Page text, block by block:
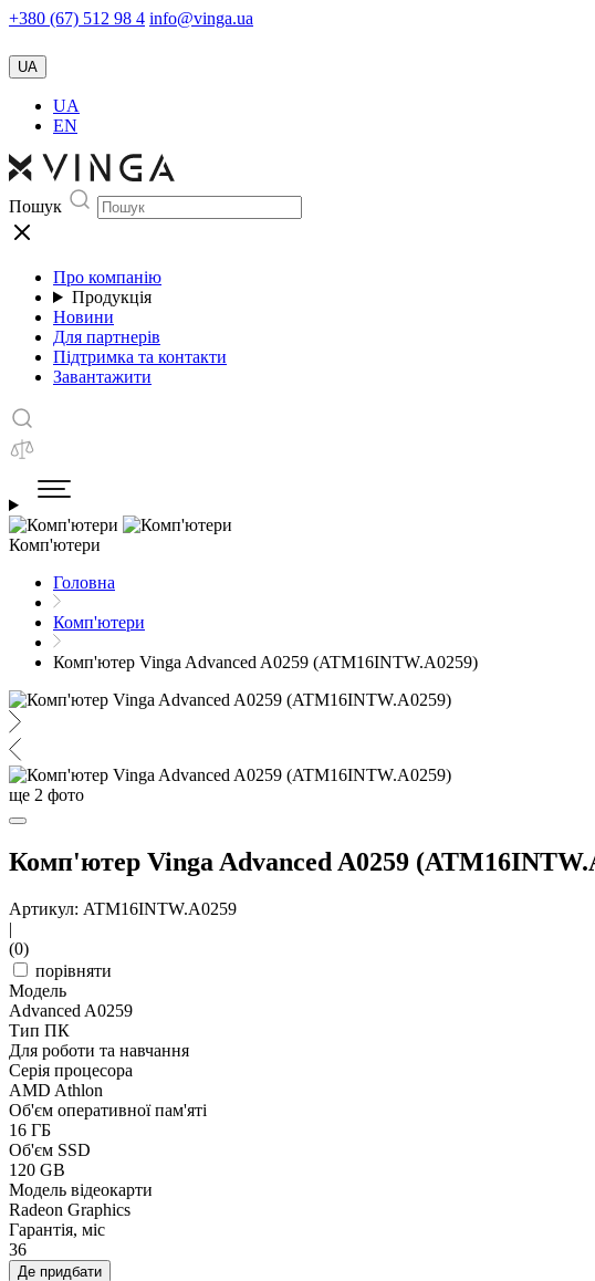
+380 (67) 512 98 4 info@vinga.ua
UA
UA
EN
Пошук
Про компанію
Продукція
Новини
Для партнерів
Підтримка та контакти
Завантажити
Комп'ютери
Головна
Комп'ютери
Комп'ютер Vinga Advanced A0259 (ATM16INTW.A0259)
ще 2 фото
Комп'ютер Vinga Advanced A0259
Артикул: ATM16INTW.A0259
|
(0)
порівняти
Модель
Advanced A0259
Тип ПК
Для роботи та навчання
Серія процесора
AMD Athlon
Об'єм оперативної пам'яті
16 ГБ
Об'єм SSD
120 GB
Модель відеокарти
Radeon Graphics
Гарантія, міс
36
Де придбати